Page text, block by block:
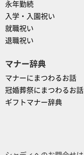
永年勤続
入学・入園祝い
就職祝い
退職祝い
マナー辞典
マナーにまつわるお話
冠婚葬祭にまつわるお話
ギフトマナー辞典